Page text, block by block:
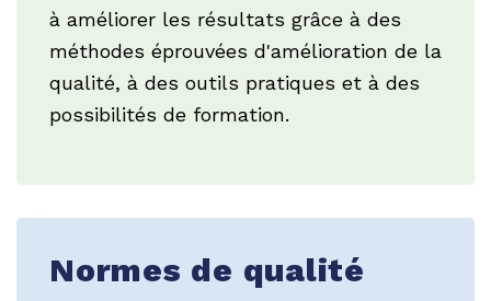
à améliorer les résultats grâce à des
méthodes éprouvées d'amélioration de la
qualité, à des outils pratiques et à des
possibilités de formation.
Normes de qualité